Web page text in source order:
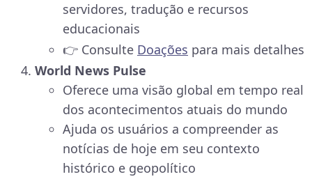
servidores, tradução e recursos
educacionais
👉 Consulte Doações para mais detalhes
World News Pulse
Oferece uma visão global em tempo real
dos acontecimentos atuais do mundo
Ajuda os usuários a compreender as
notícias de hoje em seu contexto
histórico e geopolítico